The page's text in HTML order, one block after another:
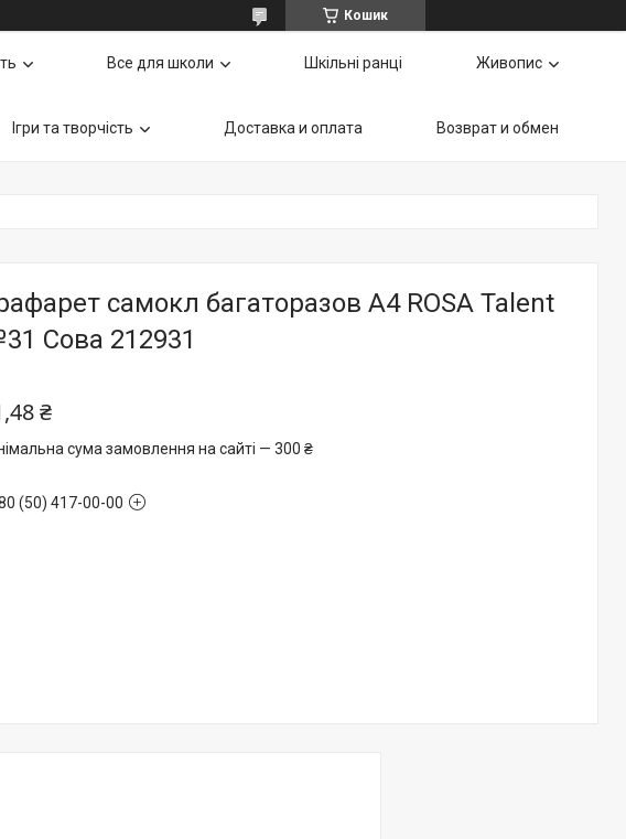
Кошик
Все для школи Шкільні ранці Живопис
Ігри та творчість Доставка и оплата Возврат и обмен
самокл багаторазов А4 ROSA Talent
Сова 212931
₴
сума замовлення на сайті — 300 ₴
(50) 417-00-00